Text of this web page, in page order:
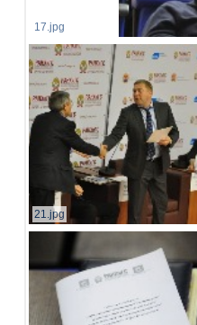
17.jpg
21.jpg